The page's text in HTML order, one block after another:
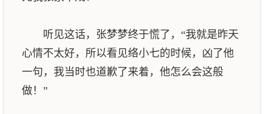
听见这话，张梦梦终于慌了，“我就是昨天
心情不太好，所以看见络小七的时候，凶了他
一句，我当时也道歉了来着，他怎么会这般
做！”